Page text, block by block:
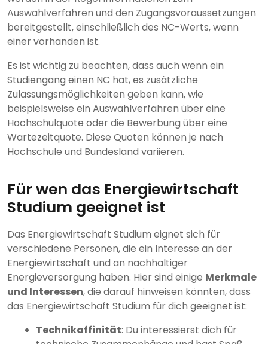
Auswahlverfahren und den Zugangsvoraussetzungen
bereitgestellt, einschließlich des NC-Werts, wenn
einer vorhanden ist.
Es ist wichtig zu beachten, dass auch wenn ein
Studiengang einen NC hat, es zusätzliche
Zulassungsmöglichkeiten geben kann, wie
beispielsweise ein Auswahlverfahren über eine
Hochschulquote oder die Bewerbung über eine
Wartezeitquote. Diese Quoten können je nach
Hochschule und Bundesland variieren.
Für wen das Energiewirtschaft
Studium geeignet ist
Das Energiewirtschaft Studium eignet sich für
verschiedene Personen, die ein Interesse an der
Energiewirtschaft und an nachhaltiger
Energieversorgung haben. Hier sind einige Merkmale
und Interessen, die darauf hinweisen könnten, dass
das Energiewirtschaft Studium für dich geeignet ist:
Technikaffinität: Du interessierst dich für